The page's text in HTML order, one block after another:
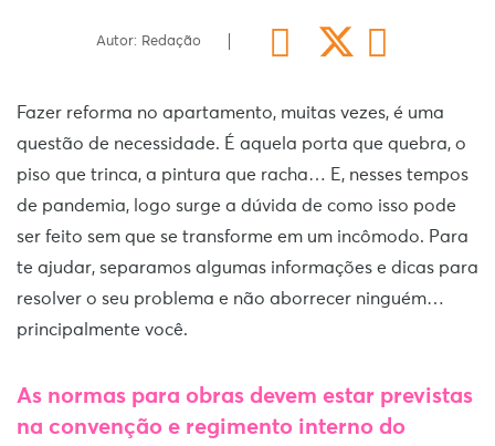
Autor: Redação
Fazer reforma no apartamento, muitas vezes, é uma
questão de necessidade. É aquela porta que quebra, o
piso que trinca, a pintura que racha… E, nesses tempos
de pandemia, logo surge a dúvida de como isso pode
ser feito sem que se transforme em um incômodo. Para
te ajudar, separamos algumas informações e dicas para
resolver o seu problema e não aborrecer ninguém…
principalmente você.
As normas para obras devem estar previstas
na convenção e regimento interno do